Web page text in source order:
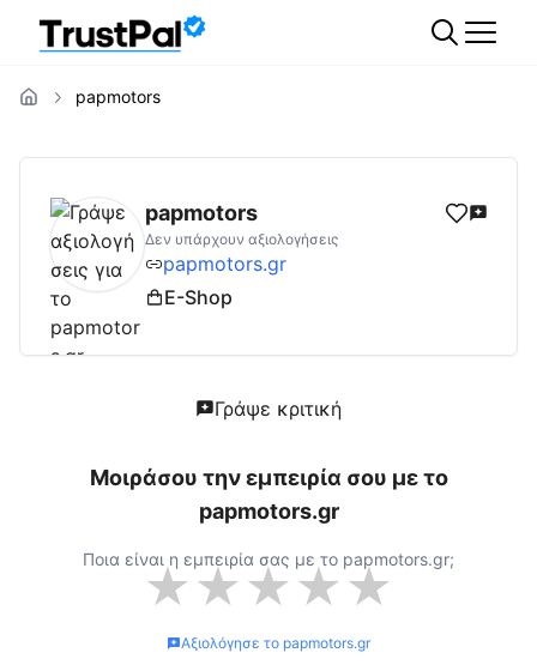
papmotors
papmotors.gr Αξιολογήσεις | Δες
papmotors
Δεν υπάρχουν αξιολογήσεις
papmotors.gr
E-Shop
Γράψε κριτική
Μοιράσου την εμπειρία σου με το
papmotors.gr
Ποια είναι η εμπειρία σας με το papmotors.gr;
★★★★★
Αξιολόγησε το papmotors.gr